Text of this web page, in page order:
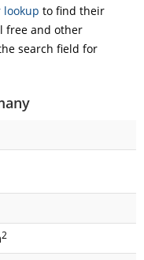
lookup to find their
free and other
search field for
2